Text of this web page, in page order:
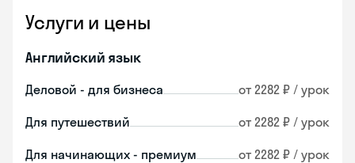
Услуги и цены
Английский язык
Деловой - для бизнеса от 2282 ₽ / урок
Для путешествий от 2282 ₽ / урок
Для начинающих - премиум от 2282 ₽ / урок